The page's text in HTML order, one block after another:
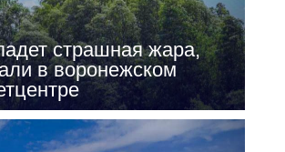
страшная жара,
в воронежском